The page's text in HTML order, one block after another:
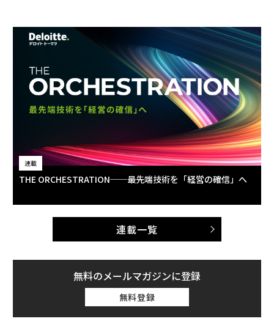
連載
THE ORCHESTRATION──最先端技術を「経営の確信」へ
連載一覧
無料のメールマガジンに登録
無料登録